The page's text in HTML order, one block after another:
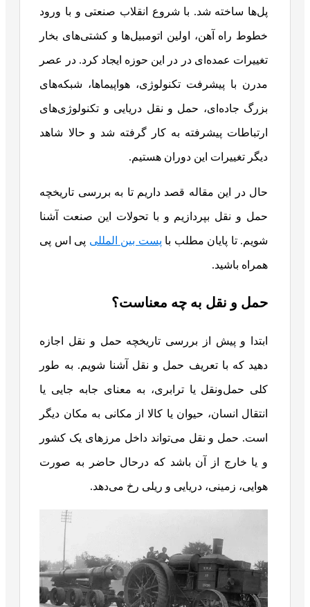
پل‌ها ساخته شد. با شروع انقلاب صنعتی و با ورود
خطوط راه آهن، اولین اتومبیل‌ها و کشتی‌های بخار
تغییرات عمده‌ای در در این حوزه ایجاد کرد. در عصر
مدرن با پیشرفت تکنولوژی، هواپیماها، شبکه‌های
بزرگ جاده‌ای، حمل و نقل دریایی و تکنولوژی‌های
ارتباطات پیشرفته به کار گرفته شد و حالا شاهد
دیگر تغییرات این دوران هستیم.
حال در این مقاله قصد داریم تا به بررسی تاریخچه
حمل و نقل بپردازیم و با تحولات این صنعت آشنا
شویم. تا پایان مطلب با پست بین‌ المللی پی اس پی
همراه باشید.
حمل و نقل به چه معناست؟
ابتدا و پیش از بررسی تاریخچه حمل و نقل اجازه
دهید که با تعریف حمل و نقل آشنا شویم. به طور
کلی حمل‌ونقل یا ترابری، به معنای جابه جایی یا
انتقال انسان، حیوان یا کالا از مکانی به مکان دیگر
است. حمل و نقل می‌تواند داخل مرزهای یک کشور
و یا خارج از آن باشد که درحال حاضر به صورت
هوایی، زمینی، دریایی و ریلی رخ می‌دهد.